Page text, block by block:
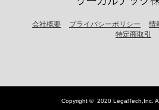
会社概要 プライバシーポリシー
情
特定商取引
Copyright © 2020 LegalTech,Inc .